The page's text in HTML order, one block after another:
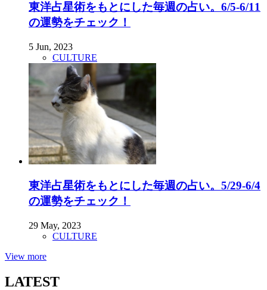
東洋占星術をもとにした毎週の占い。6/5-6/11
の運勢をチェック！
5 Jun, 2023
CULTURE
東洋占星術をもとにした毎週の占い。5/29-6/4
の運勢をチェック！
29 May, 2023
CULTURE
View more
LATEST